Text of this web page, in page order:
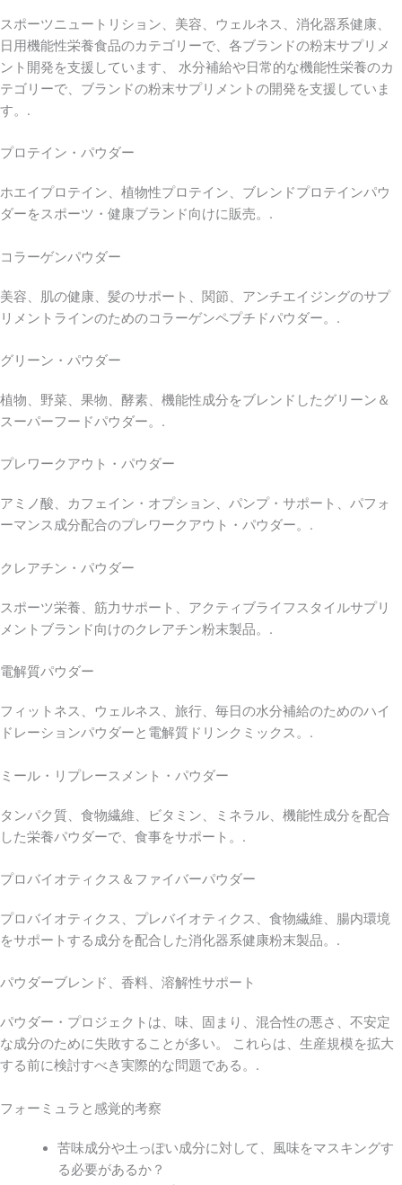
スポーツニュートリション、美容、ウェルネス、消化器系健康、
日用機能性栄養食品のカテゴリーで、各ブランドの粉末サプリメ
ント開発を支援しています、 水分補給や日常的な機能性栄養のカ
テゴリーで、ブランドの粉末サプリメントの開発を支援していま
す。.
プロテイン・パウダー
ホエイプロテイン、植物性プロテイン、ブレンドプロテインパウ
ダーをスポーツ・健康ブランド向けに販売。.
コラーゲンパウダー
美容、肌の健康、髪のサポート、関節、アンチエイジングのサプ
リメントラインのためのコラーゲンペプチドパウダー。.
グリーン・パウダー
植物、野菜、果物、酵素、機能性成分をブレンドしたグリーン＆
スーパーフードパウダー。.
プレワークアウト・パウダー
アミノ酸、カフェイン・オプション、パンプ・サポート、パフォ
ーマンス成分配合のプレワークアウト・パウダー。.
クレアチン・パウダー
スポーツ栄養、筋力サポート、アクティブライフスタイルサプリ
メントブランド向けのクレアチン粉末製品。.
電解質パウダー
フィットネス、ウェルネス、旅行、毎日の水分補給のためのハイ
ドレーションパウダーと電解質ドリンクミックス。.
ミール・リプレースメント・パウダー
タンパク質、食物繊維、ビタミン、ミネラル、機能性成分を配合
した栄養パウダーで、食事をサポート。.
プロバイオティクス＆ファイバーパウダー
プロバイオティクス、プレバイオティクス、食物繊維、腸内環境
をサポートする成分を配合した消化器系健康粉末製品。.
パウダーブレンド、香料、溶解性サポート
パウダー・プロジェクトは、味、固まり、混合性の悪さ、不安定
な成分のために失敗することが多い。 これらは、生産規模を拡大
する前に検討すべき実際的な問題である。.
フォーミュラと感覚的考察
苦味成分や土っぽい成分に対して、風味をマスキングす
る必要があるか？